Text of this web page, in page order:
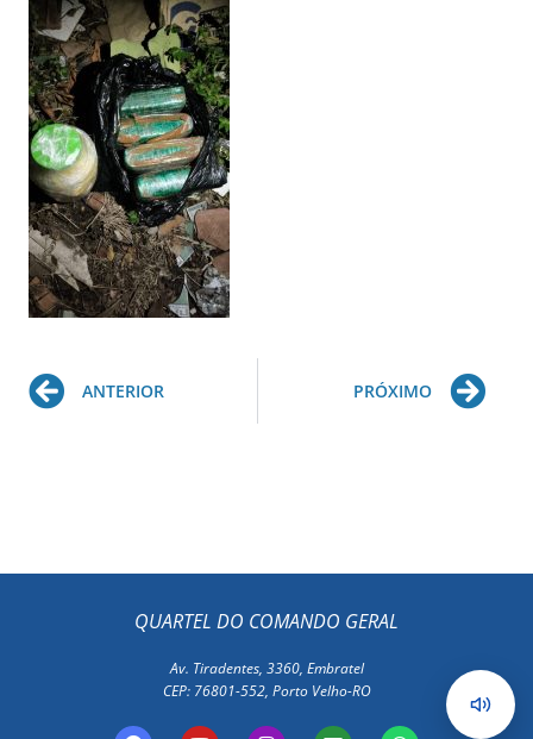
Prev
ANTERIOR PRÓXIMO
QUARTEL DO COMANDO GERAL
Av. Tiradentes, 3360, Embratel
CEP: 76801-552, Porto Velho-RO